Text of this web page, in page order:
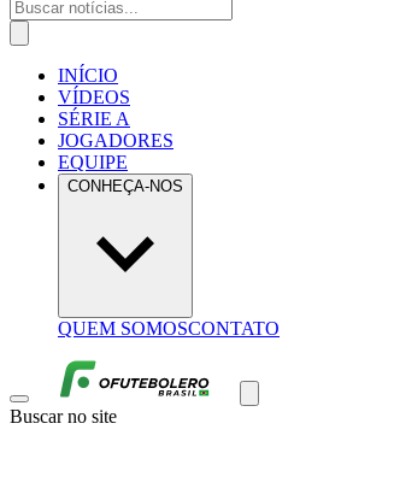
INÍCIO
VÍDEOS
SÉRIE A
JOGADORES
EQUIPE
CONHEÇA-NOS
QUEM SOMOSCONTATO
Buscar no site